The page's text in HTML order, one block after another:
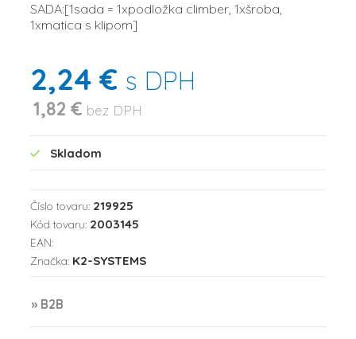
SADA:[1sada = 1xpodložka climber, 1xšroba,
1xmatica s klipom]
2,24 € s DPH
1,82 € bez DPH
Skladom
Číslo tovaru: 219925
Kód tovaru: 2003145
EAN:
Značka: K2-SYSTEMS
» B2B